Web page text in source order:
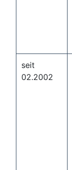
seit
02.2002